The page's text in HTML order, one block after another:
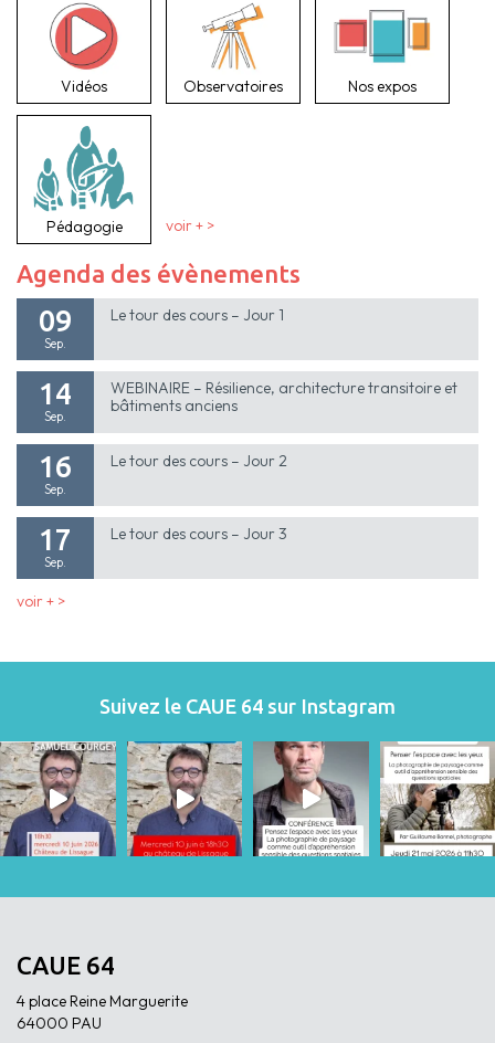
Vidéos Observatoires Nos expos
Pédagogie voir + >
Agenda des évènements
09
Sep.
Le tour des cours – Jour 1
14
Sep.
WEBINAIRE – Résilience, architecture transitoire et
bâtiments anciens
16
Sep.
Le tour des cours – Jour 2
17
Sep.
Le tour des cours – Jour 3
voir + >
Suivez le CAUE 64 sur Instagram
CAUE 64
4 place Reine Marguerite
64000 PAU